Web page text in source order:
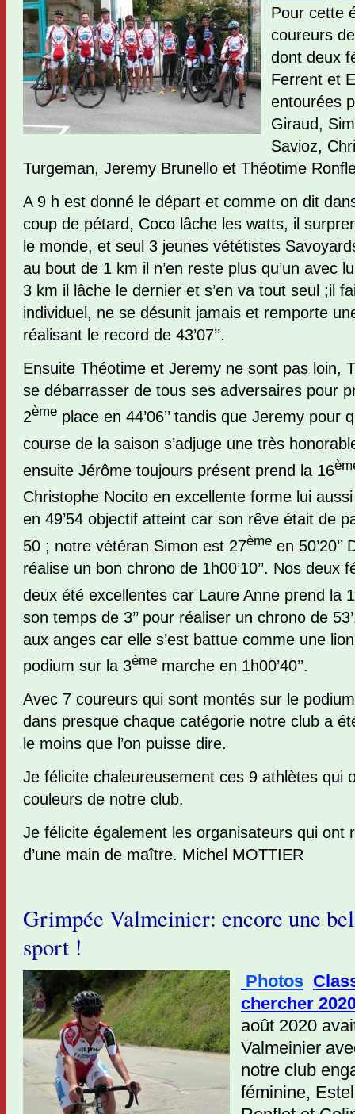
Pour cette
coureurs
dont deux
Ferrent et
entourées
Giraud,
Savioz,
Turgeman, Jeremy Brunello et Théotime
A 9 h est donné le départ et comme on dit
coup de pétard, Coco lâche les watts, il
le monde, et seul 3 jeunes vététistes
au bout de 1 km il n’en reste plus qu’un avec
3 km il lâche le dernier et s’en va tout seul ;il
individuel, ne se désunit jamais et remporte
réalisant le record de 43’07’’.
Ensuite Théotime et Jeremy ne sont pas loin,
se débarrasser de tous ses adversaires pour
2ème place en 44’06’’ tandis que Jeremy pour
course de la saison s’adjuge une très
ensuite Jérôme toujours présent prend la 16
Christophe Nocito en excellente forme lui
en 49’54 objectif atteint car son rêve était de
50 ; notre vétéran Simon est 27ème en
réalise un bon chrono de 1h00’10’’. Nos deux
deux été excellentes car Laure Anne prend la 1
son temps de 3’’ pour réaliser un chrono de
aux anges car elle s’est battue comme une
podium sur la 3ème marche en 1h00’40’’.
Avec 7 coureurs qui sont montés sur le
dans presque chaque catégorie notre club a
le moins que l’on puisse dire.
Je félicite chaleureusement ces 9 athlètes qui
couleurs de notre club.
Je félicite également les organisateurs qui ont
d’une main de maître. Michel MOTTIER
Grimpée Valmeinier: encore une
sport !
Photos
chercher
août 2020
Valmeinier
notre club
féminine,